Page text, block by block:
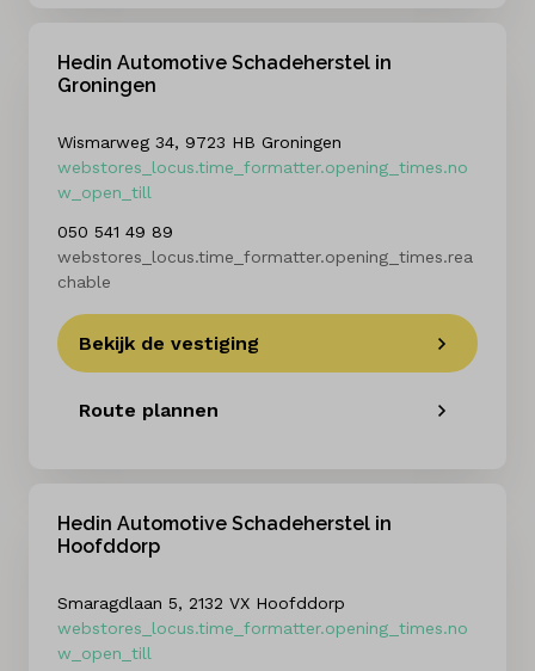
Hedin Automotive Schadeherstel in
Groningen
Wismarweg 34, 9723 HB Groningen
webstores_locus.time_formatter.opening_times.no
w_open_till
050 541 49 89
webstores_locus.time_formatter.opening_times.rea
chable
Bekijk de vestiging
Route plannen
Hedin Automotive Schadeherstel in
Hoofddorp
Smaragdlaan 5, 2132 VX Hoofddorp
webstores_locus.time_formatter.opening_times.no
w_open_till